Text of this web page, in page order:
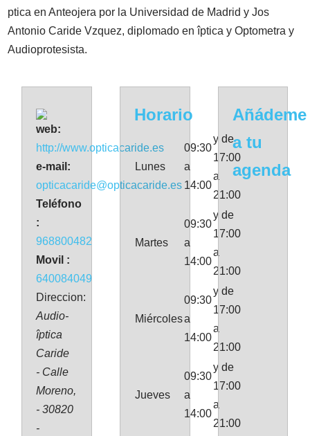
ptica en Anteojera por la Universidad de Madrid y Jos
Antonio Caride Vzquez, diplomado en îptica y Optometra y
Audioprotesista.
web:
http://www.opticacaride.es
e-mail:
opticacaride@opticacaride.es
Teléfono
:
968800482
Movil :
640084049
Direccion:
Audio-
îptica
Caride
- Calle
Moreno,
- 30820
-
Horario
Lunes
09:30
a
14:00
y de
17:00
a
21:00
Martes
09:30
a
14:00
y de
17:00
a
21:00
Miércoles
09:30
a
14:00
y de
17:00
a
21:00
Jueves
09:30
a
14:00
y de
17:00
a
21:00
Añádeme
a tu
agenda